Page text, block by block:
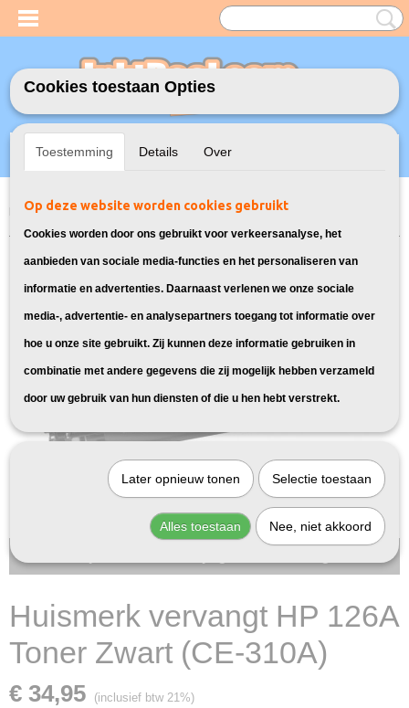
Inloggen Registreren
UW WINKELWAGEN
Home>Toners>Geschikt voor HP>Huismerk vervangt HP 126A Toner
Huismerk vervangt HP 126A
Toner Zwart (CE-310A)
€ 34,95 (inclusief btw 21%)
Cookies toestaan Opties
Toestemming Details Over
Op deze website worden cookies gebruikt
Cookies worden door ons gebruikt voor verkeersanalyse, het
aanbieden van sociale media-functies en het personaliseren van
informatie en advertenties. Daarnaast verlenen we onze sociale
media-, advertentie- en analysepartners toegang tot informatie over
hoe u onze site gebruikt. Zij kunnen deze informatie gebruiken in
combinatie met andere gegevens die zij mogelijk hebben verzameld
door uw gebruik van hun diensten of die u hen hebt verstrekt.
Later opnieuw tonen Selectie toestaan
Alles toestaan Nee, niet akkoord